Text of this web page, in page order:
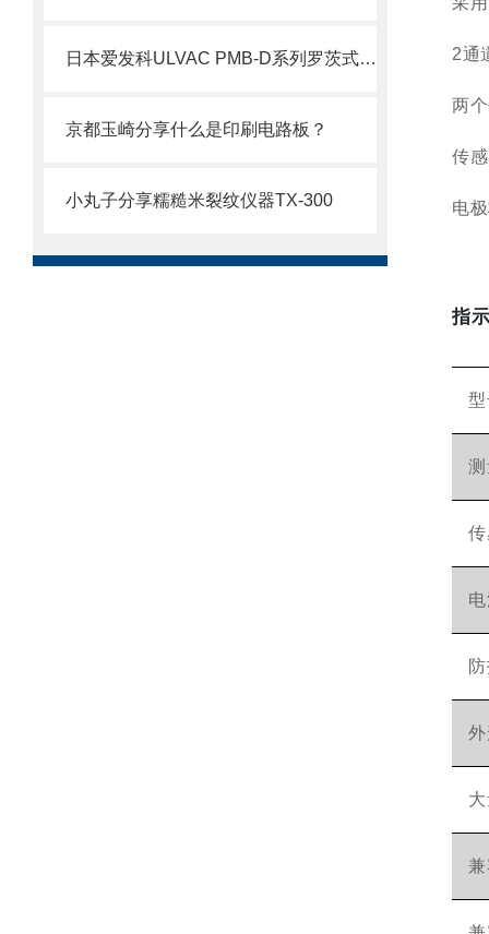
日本爱发科ULVAC PMB-D系列罗茨式机械增压泵技术介绍
京都玉崎分享什么是印刷电路板？
小丸子分享糯糙米裂纹仪器TX-300
2通
两
传
电
指